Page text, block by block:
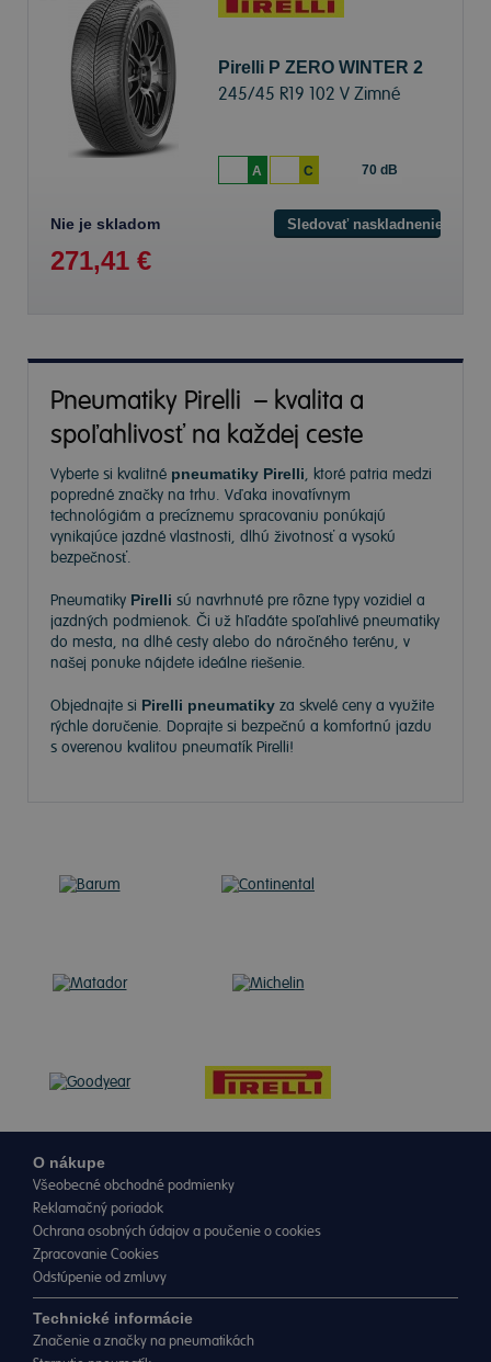
Pirelli P ZERO WINTER 2
245/45 R19 102 V Zimné
A C 70 dB
Nie je skladom Sledovať naskladnenie
271,41 €
Pneumatiky Pirelli – kvalita a
spoľahlivosť na každej ceste
Vyberte si kvalitné pneumatiky Pirelli, ktoré patria medzi
popredné značky na trhu. Vďaka inovatívnym
technológiám a precíznemu spracovaniu ponúkajú
vynikajúce jazdné vlastnosti, dlhú životnosť a vysokú
bezpečnosť.
Pneumatiky Pirelli sú navrhnuté pre rôzne typy vozidiel a
jazdných podmienok. Či už hľadáte spoľahlivé pneumatiky
do mesta, na dlhé cesty alebo do náročného terénu, v
našej ponuke nájdete ideálne riešenie.
Objednajte si Pirelli pneumatiky za skvelé ceny a využite
rýchle doručenie. Doprajte si bezpečnú a komfortnú jazdu
s overenou kvalitou pneumatík Pirelli!
O nákupe
Všeobecné obchodné podmienky
Reklamačný poriadok
Ochrana osobných údajov a poučenie o cookies
Zpracovanie Cookies
Odstúpenie od zmluvy
Technické informácie
Značenie a značky na pneumatikách